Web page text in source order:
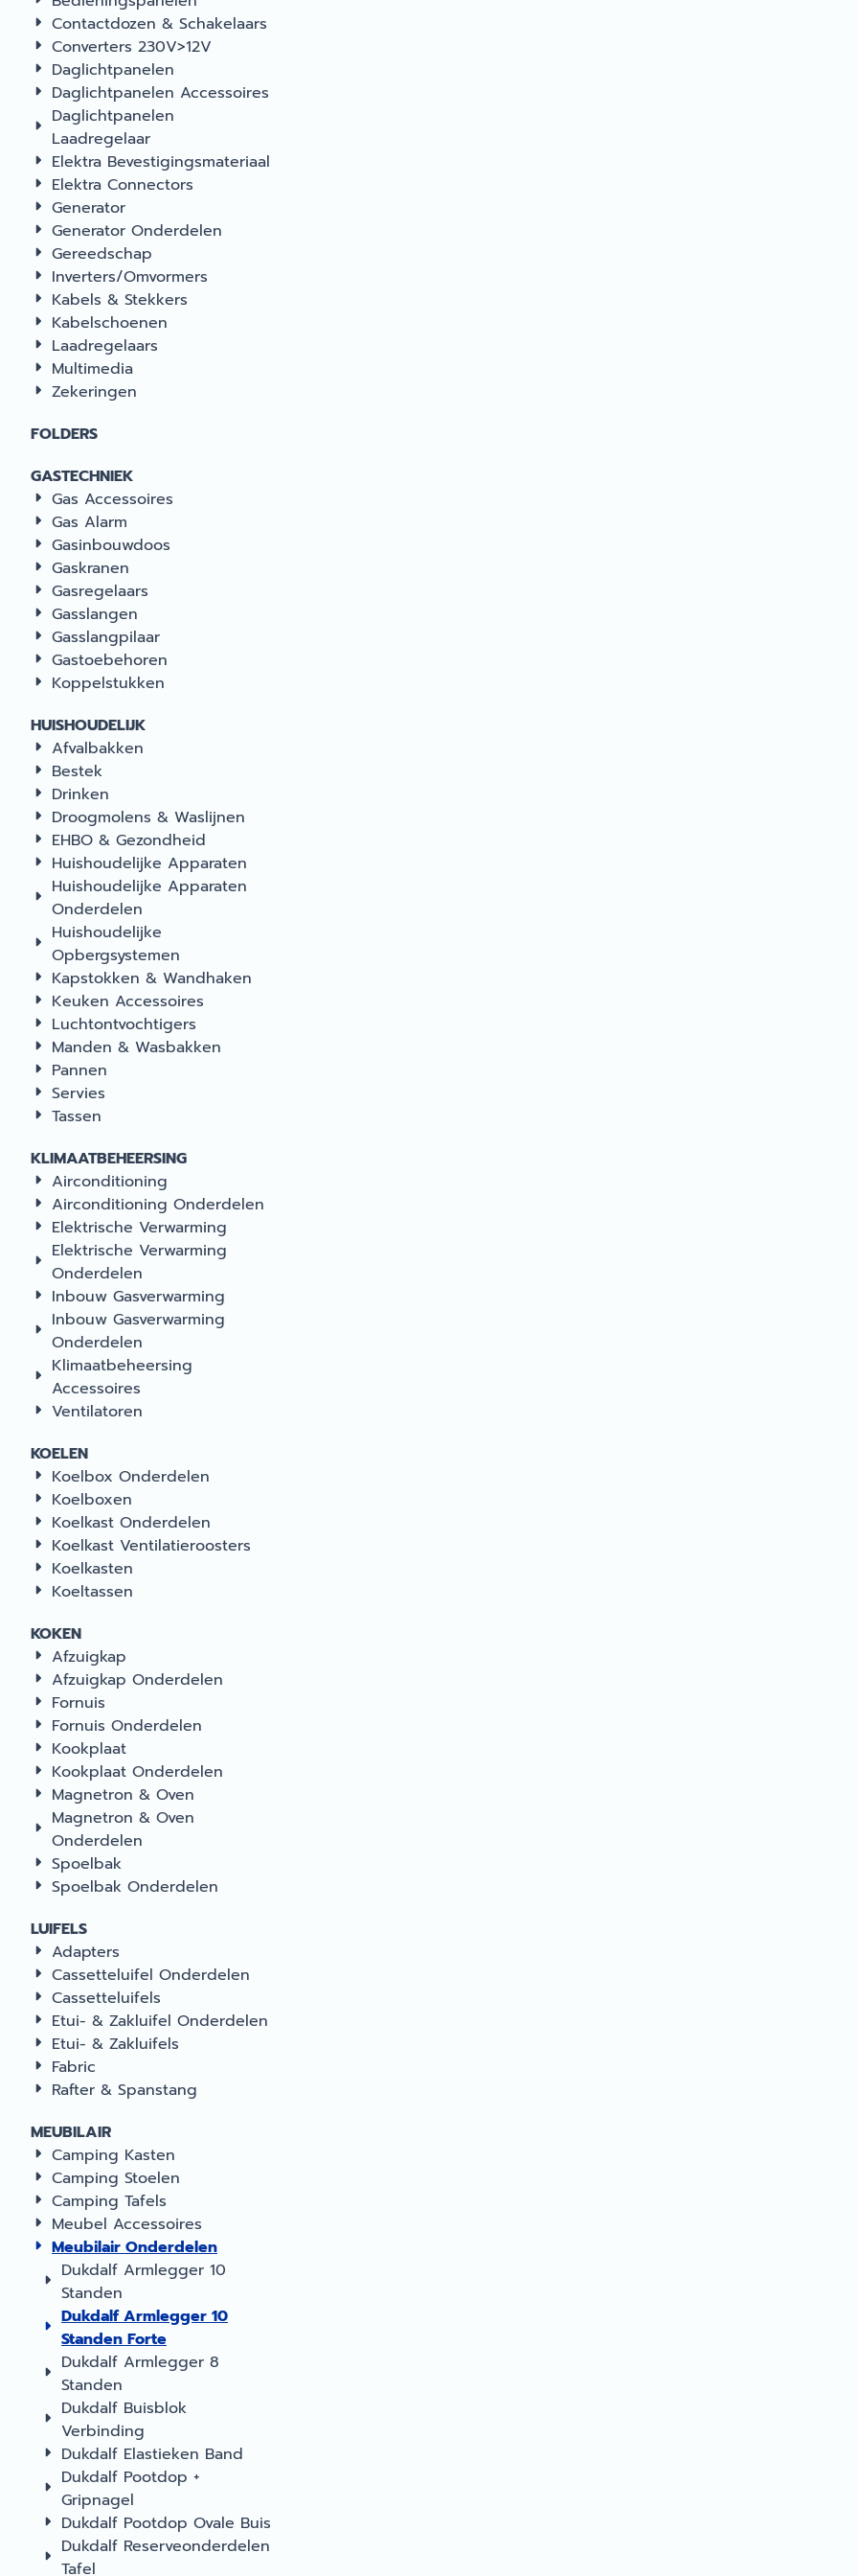
Contactdozen & Schakelaars
Converters 230V>12V
Daglichtpanelen
Daglichtpanelen Accessoires
Daglichtpanelen
Laadregelaar
Elektra Bevestigingsmateriaal
Elektra Connectors
Generator
Generator Onderdelen
Gereedschap
Inverters/Omvormers
Kabels & Stekkers
Kabelschoenen
Laadregelaars
Multimedia
Zekeringen
FOLDERS
GASTECHNIEK
Gas Accessoires
Gas Alarm
Gasinbouwdoos
Gaskranen
Gasregelaars
Gasslangen
Gasslangpilaar
Gastoebehoren
Koppelstukken
HUISHOUDELIJK
Afvalbakken
Bestek
Drinken
Droogmolens & Waslijnen
EHBO & Gezondheid
Huishoudelijke Apparaten
Huishoudelijke Apparaten
Onderdelen
Huishoudelijke
Opbergsystemen
Kapstokken & Wandhaken
Keuken Accessoires
Luchtontvochtigers
Manden & Wasbakken
Pannen
Servies
Tassen
KLIMAATBEHEERSING
Airconditioning
Airconditioning Onderdelen
Elektrische Verwarming
Elektrische Verwarming
Onderdelen
Inbouw Gasverwarming
Inbouw Gasverwarming
Onderdelen
Klimaatbeheersing
Accessoires
Ventilatoren
KOELEN
Koelbox Onderdelen
Koelboxen
Koelkast Onderdelen
Koelkast Ventilatieroosters
Koelkasten
Koeltassen
KOKEN
Afzuigkap
Afzuigkap Onderdelen
Fornuis
Fornuis Onderdelen
Kookplaat
Kookplaat Onderdelen
Magnetron & Oven
Magnetron & Oven
Onderdelen
Spoelbak
Spoelbak Onderdelen
LUIFELS
Adapters
Cassetteluifel Onderdelen
Cassetteluifels
Etui- & Zakluifel Onderdelen
Etui- & Zakluifels
Fabric
Rafter & Spanstang
MEUBILAIR
Camping Kasten
Camping Stoelen
Camping Tafels
Meubel Accessoires
Meubilair Onderdelen
Dukdalf Armlegger 10
Standen
Dukdalf Armlegger 10
Standen Forte
Dukdalf Armlegger 8
Standen
Dukdalf Buisblok
Verbinding
Dukdalf Elastieken Band
Dukdalf Pootdop +
Gripnagel
Dukdalf Pootdop Ovale Buis
Dukdalf Reserveonderdelen
Tafel